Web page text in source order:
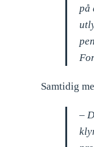
på
Samtidig
–